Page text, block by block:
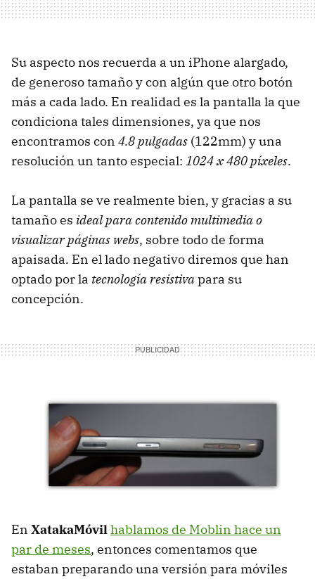
Su aspecto nos recuerda a un iPhone alargado,
de generoso tamaño y con algún que otro botón
más a cada lado. En realidad es la pantalla la que
condiciona tales dimensiones, ya que nos
encontramos con 4.8 pulgadas (122mm) y una
resolución un tanto especial: 1024 x 480 píxeles.
La pantalla se ve realmente bien, y gracias a su
tamaño es ideal para contenido multimedia o
visualizar páginas webs, sobre todo de forma
apaisada. En el lado negativo diremos que han
optado por la tecnología resistivapara su
concepción.
En XatakaMóvilhablamos de Moblin hace un
par de meses, entonces comentamos que
estaban preparando una versión para móviles